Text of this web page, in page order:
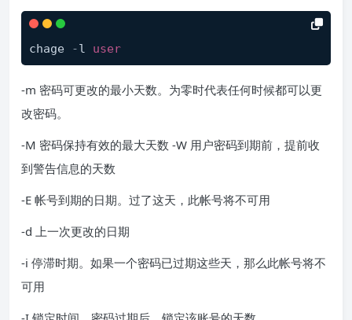
chage -l user
-m 密码可更改的最小天数。为零时代表任何时候都可以更
改密码。
-M 密码保持有效的最大天数 -W 用户密码到期前，提前收
到警告信息的天数
-E 帐号到期的日期。过了这天，此帐号将不可用
-d 上一次更改的日期
-i 停滞时期。如果一个密码已过期这些天，那么此帐号将不
可用